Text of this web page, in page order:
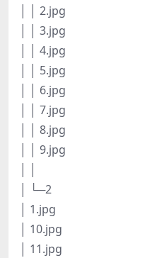
│ │ 2.jpg
│ │ 3.jpg
│ │ 4.jpg
│ │ 5.jpg
│ │ 6.jpg
│ │ 7.jpg
│ │ 8.jpg
│ │ 9.jpg
│ └─2
│ 1.jpg
│ 10.jpg
│ 11.jpg